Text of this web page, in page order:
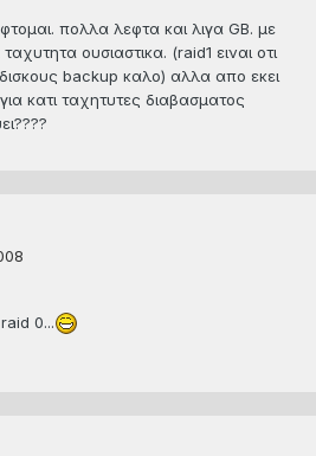
πολλα λεφτα και λιγα GB. με
ουσιαστικα. (raid1 ειναι οτι
backup καλο) αλλα απο εκει
κατι ταχητυτες διαβασματος
0...